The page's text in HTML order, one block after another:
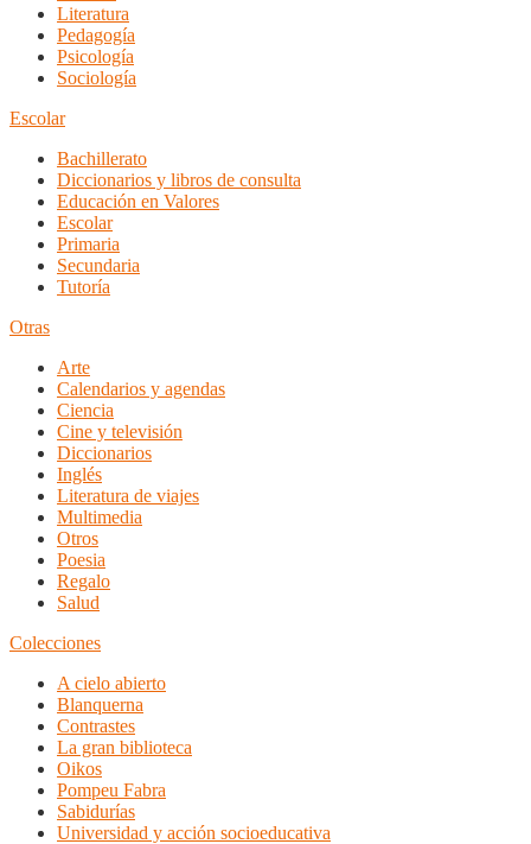
Literatura
Pedagogía
Psicología
Sociología
Escolar
Bachillerato
Diccionarios y libros de consulta
Educación en Valores
Escolar
Primaria
Secundaria
Tutoría
Otras
Arte
Calendarios y agendas
Ciencia
Cine y televisión
Diccionarios
Inglés
Literatura de viajes
Multimedia
Otros
Poesia
Regalo
Salud
Colecciones
A cielo abierto
Blanquerna
Contrastes
La gran biblioteca
Oikos
Pompeu Fabra
Sabidurías
Universidad y acción socioeducativa